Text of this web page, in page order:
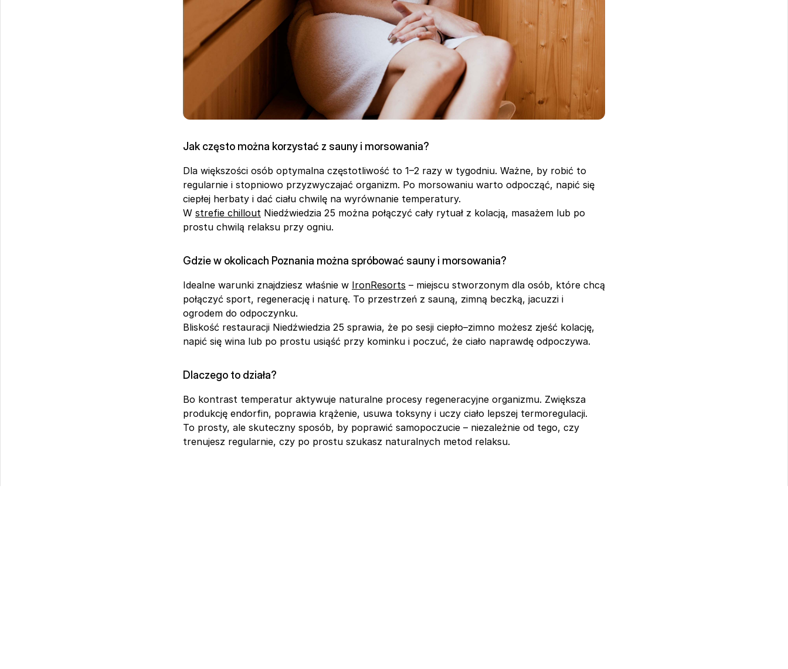
Jak często można korzystać z sauny i morsowania?
Dla większości osób optymalna częstotliwość to 1–2 razy w tygodniu. Ważne, by robić to
regularnie i stopniowo przyzwyczajać organizm. Po morsowaniu warto odpocząć, napić się
ciepłej herbaty i dać ciału chwilę na wyrównanie temperatury.
W strefie chillout Niedźwiedzia 25 można połączyć cały rytuał z kolacją, masażem lub po
prostu chwilą relaksu przy ogniu.
Gdzie w okolicach Poznania można spróbować sauny i morsowania?
Idealne warunki znajdziesz właśnie w IronResorts – miejscu stworzonym dla osób, które chcą
połączyć sport, regenerację i naturę. To przestrzeń z sauną, zimną beczką, jacuzzi i
ogrodem do odpoczynku.
Bliskość restauracji Niedźwiedzia 25 sprawia, że po sesji ciepło–zimno możesz zjeść kolację,
napić się wina lub po prostu usiąść przy kominku i poczuć, że ciało naprawdę odpoczywa.
Dlaczego to działa?
Bo kontrast temperatur aktywuje naturalne procesy regeneracyjne organizmu. Zwiększa
produkcję endorfin, poprawia krążenie, usuwa toksyny i uczy ciało lepszej termoregulacji.
To prosty, ale skuteczny sposób, by poprawić samopoczucie – niezależnie od tego, czy
trenujesz regularnie, czy po prostu szukasz naturalnych metod relaksu.